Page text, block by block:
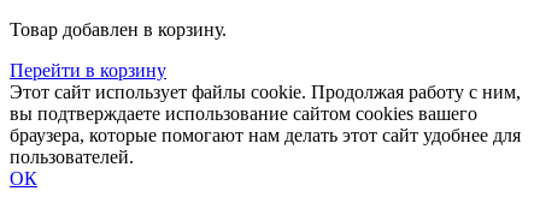
Товар добавлен в корзину.
Перейти в корзину
Этот сайт использует файлы cookie. Продолжая работу с ним,
вы подтверждаете использование сайтом cookies вашего
браузера, которые помогают нам делать этот сайт удобнее для
пользователей.
ОК